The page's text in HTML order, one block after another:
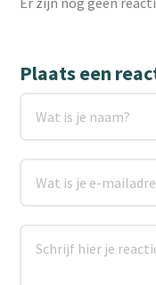
Plaats een